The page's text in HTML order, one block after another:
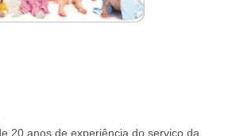
20 anos de experiência do serviço da